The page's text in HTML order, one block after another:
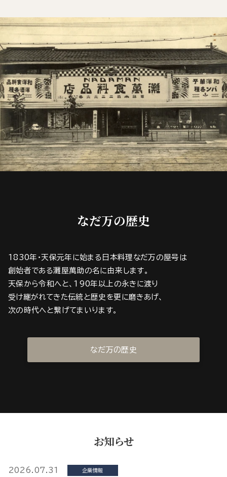
なだ万の歴史
1830年・天保元年に始まる日本料理なだ万の屋号は
創始者である灘屋萬助の名に由来します。
天保から令和へと、190年以上の永きに渡り
受け継がれてきた伝統と歴史を更に磨きあげ、
次の時代へと繋げてまいります。
なだ万の歴史
お知らせ
2026.07.31 企業情報